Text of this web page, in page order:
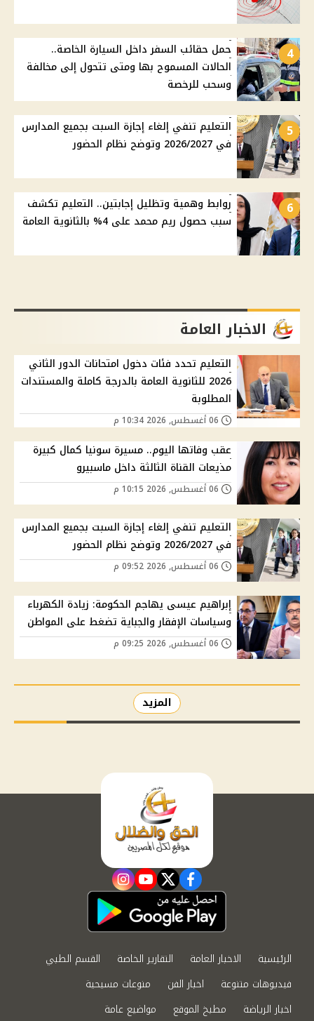
4
حمل حقائب السفر داخل السيارة الخاصة..
الحالات المسموح بها ومتى تتحول إلى مخالفة
وسحب للرخصة
5
التعليم تنفي إلغاء إجازة السبت بجميع المدارس
في 2026/2027 وتوضح نظام الحضور
6
روابط وهمية وتظليل إجابتين.. التعليم تكشف
سبب حصول ريم محمد على 4% بالثانوية العامة
الاخبار العامة
التعليم تحدد فئات دخول امتحانات الدور الثاني
2026 للثانوية العامة بالدرجة كاملة والمستندات
المطلوبة
عقب وفاتها اليوم.. مسيرة سونيا كمال كبيرة
مذيعات القناة الثالثة داخل ماسبيرو
التعليم تنفي إلغاء إجازة السبت بجميع المدارس
في 2026/2027 وتوضح نظام الحضور
إبراهيم عيسى يهاجم الحكومة: زيادة الكهرباء
وسياسات الإفقار والجباية تضغط على المواطن
المزيد
facebook
twitter
youtube
instagram
الرئيسية الاخبار العامة التقارير الخاصة
القسم الطبي
فيديوهات متنوعة
اخبار الفن
منوعات مسيحية
اخبار الرياضة
مطبخ الموقع مواضيع عامة